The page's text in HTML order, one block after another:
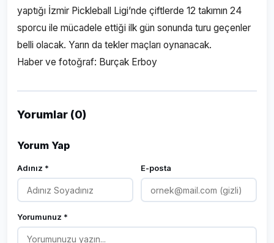
yaptığı İzmir Pickleball Ligi’nde çiftlerde 12 takımın 24
sporcu ile mücadele ettiği ilk gün sonunda turu geçenler
belli olacak. Yarın da tekler maçları oynanacak.
Haber ve fotoğraf: Burçak Erboy
Yorumlar (0)
Yorum Yap
Adınız * E-posta
Yorumunuz *